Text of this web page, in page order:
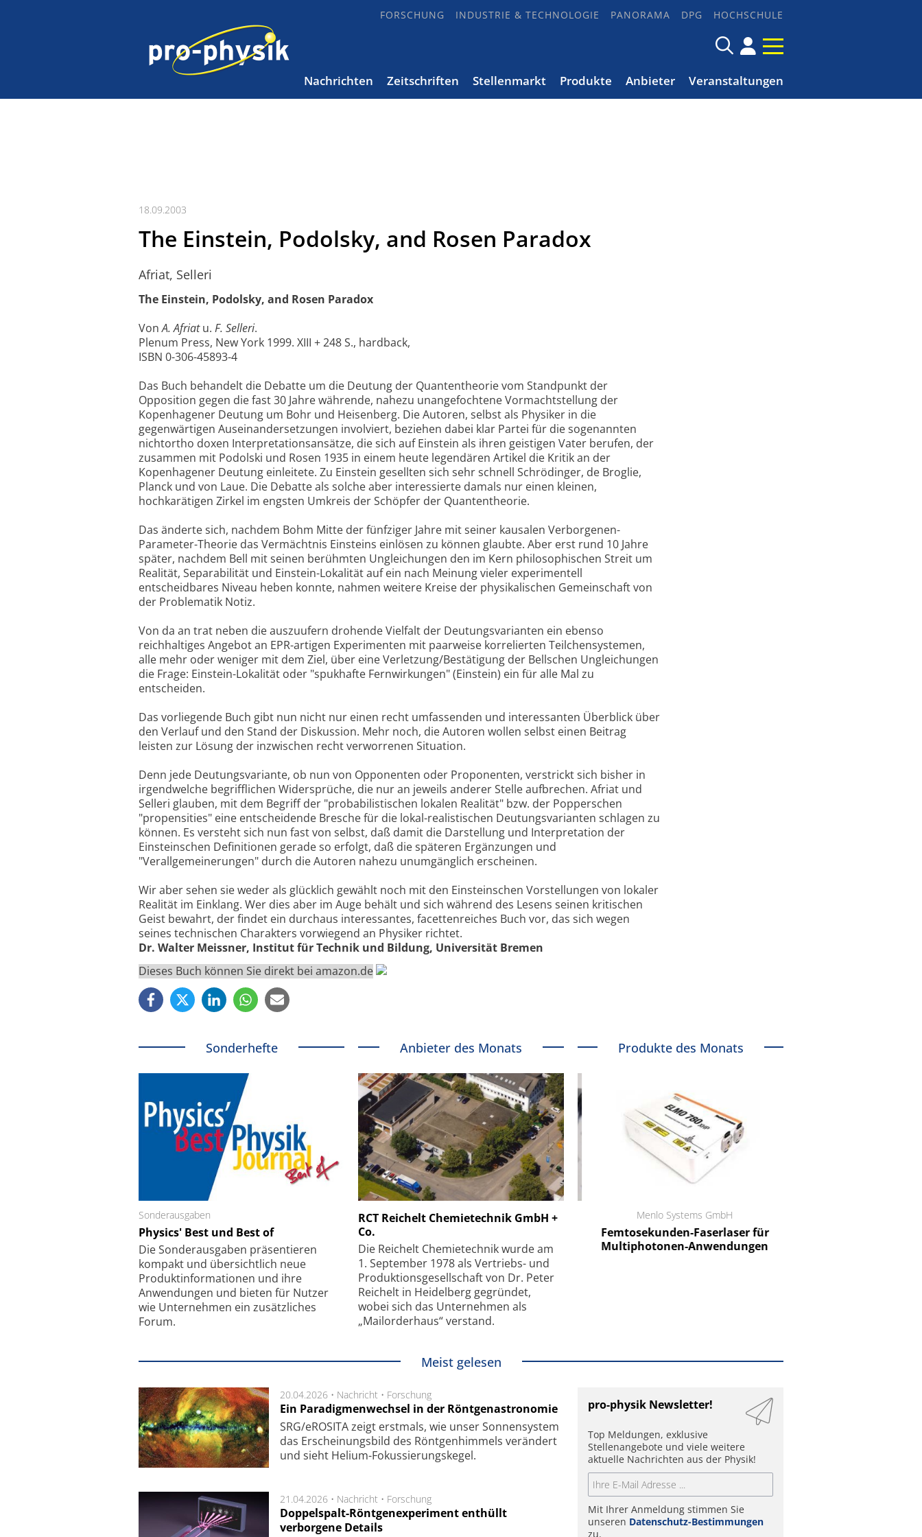
FORSCHUNG INDUSTRIE & TECHNOLOGIE PANORAMA DPG HOCHSCHULE
Nachrichten Zeitschriften Stellenmarkt Produkte Anbieter Veranstaltungen
18.09.2003
The Einstein, Podolsky, and Rosen Paradox
Afriat, Selleri
The Einstein, Podolsky, and Rosen Paradox
VonA. Afriatu. F. Selleri.
Plenum Press, New York 1999. XIII + 248 S., hardback,
ISBN 0-306-45893-4
Das Buch behandelt die Debatte um die Deutung der Quantentheorie vom Standpunkt der
Opposition gegen die fast 30 Jahre währende, nahezu unangefochtene Vormachtstellung der
Kopenhagener Deutung um Bohr und Heisenberg. Die Autoren, selbst als Physiker in die
gegenwärtigen Auseinandersetzungen involviert, beziehen dabei klar Partei für die sogenannten
nichtortho doxen Interpretationsansätze, die sich auf Einstein als ihren geistigen Vater berufen, der
zusammen mit Podolski und Rosen 1935 in einem heute legendären Artikel die Kritik an der
Kopenhagener Deutung einleitete. Zu Einstein gesellten sich sehr schnell Schrödinger, de Broglie,
Planck und von Laue. Die Debatte als solche aber interessierte damals nur einen kleinen,
hochkarätigen Zirkel im engsten Umkreis der Schöpfer der Quantentheorie.
Das änderte sich, nachdem Bohm Mitte der fünfziger Jahre mit seiner kausalen Verborgenen-
Parameter-Theorie das Vermächtnis Einsteins einlösen zu können glaubte. Aber erst rund 10 Jahre
später, nachdem Bell mit seinen berühmten Ungleichungen den im Kern philosophischen Streit um
Realität, Separabilität und Einstein-Lokalität auf ein nach Meinung vieler experimentell
entscheidbares Niveau heben konnte, nahmen weitere Kreise der physikalischen Gemeinschaft von
der Problematik Notiz.
Von da an trat neben die auszuufern drohende Vielfalt der Deutungsvarianten ein ebenso
reichhaltiges Angebot an EPR-artigen Experimenten mit paarweise korrelierten Teilchensystemen,
alle mehr oder weniger mit dem Ziel, über eine Verletzung/Bestätigung der Bellschen Ungleichungen
die Frage: Einstein-Lokalität oder "spukhafte Fernwirkungen" (Einstein) ein für alle Mal zu
entscheiden.
Das vorliegende Buch gibt nun nicht nur einen recht umfassenden und interessanten Überblick über
den Verlauf und den Stand der Diskussion. Mehr noch, die Autoren wollen selbst einen Beitrag
leisten zur Lösung der inzwischen recht verworrenen Situation.
Denn jede Deutungsvariante, ob nun von Opponenten oder Proponenten, verstrickt sich bisher in
irgendwelche begrifflichen Widersprüche, die nur an jeweils anderer Stelle aufbrechen. Afriat und
Selleri glauben, mit dem Begriff der "probabilistischen lokalen Realität" bzw. der Popperschen
"propensities" eine entscheidende Bresche für die lokal-realistischen Deutungsvarianten schlagen zu
können. Es versteht sich nun fast von selbst, daß damit die Darstellung und Interpretation der
Einsteinschen Definitionen gerade so erfolgt, daß die späteren Ergänzungen und
"Verallgemeinerungen" durch die Autoren nahezu unumgänglich erscheinen.
Wir aber sehen sie weder als glücklich gewählt noch mit den Einsteinschen Vorstellungen von lokaler
Realität im Einklang. Wer dies aber im Auge behält und sich während des Lesens seinen kritischen
Geist bewahrt, der findet ein durchaus interessantes, facettenreiches Buch vor, das sich wegen
seines technischen Charakters vorwiegend an Physiker richtet.
Dr. Walter Meissner, Institut für Technik und Bildung, Universität Bremen
Dieses Buch können Sie direkt bei amazon.de
Sonderhefte
Sonderausgaben
Physics' Best und Best of
Die Sonder­ausgaben präsentieren
kompakt und übersichtlich neue
Produkt­informationen und ihre
Anwendungen und bieten für Nutzer
wie Unternehmen ein zusätzliches
Forum.
Anbieter des Monats
RCT Reichelt Chemietechnik GmbH +
Co.
Die Reichelt Chemietechnik wurde am
1. September 1978 als Vertriebs- und
Produktionsgesellschaft von Dr. Peter
Reichelt in Heidelberg gegründet,
wobei sich das Unternehmen als
„Mailorderhaus“ verstand.
Produkte des Monats
Faserkoppler mit Super-
Feinfokussierungsmechanismus
SmarAct GmbH
kleinstem Raum
Menlo Systems GmbH
Femtosekunden-Faserlaser für
Multiphotonen-Anwendungen
Meist gelesen
20.04.2026 • Nachricht • Forschung
Ein Paradigmenwechsel in der Röntgenastronomie
SRG/eROSITA zeigt erst­mals, wie unser Son­nen­sys­tem
das Er­schei­nungs­bild des Rönt­gen­him­mels ver­än­dert
und sieht Helium-Fokus­sie­rungs­ke­gel.
21.04.2026 • Nachricht • Forschung
Doppelspalt-Röntgenexperiment enthüllt
verborgene Details
pro-physik Newsletter!
Top Meldungen, exklusive
Stellenangebote und viele weitere
aktuelle Nachrichten aus der Physik!
Mit Ihrer Anmeldung stimmen Sie
unseren Datenschutz-Bestimmungen
zu.